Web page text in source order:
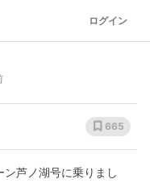
ログイン
665
芦ノ湖号に乗りまし